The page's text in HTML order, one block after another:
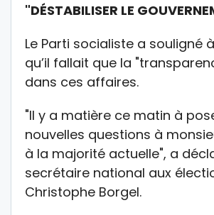
"DÉSTABILISER LE
Le Parti socialiste a souligné
qu’il fallait que la
dans ces affaires.
"Il y a matière ce matin à
nouvelles questions à
à la majorité actuelle", a
secrétaire national aux
Christophe Borgel.